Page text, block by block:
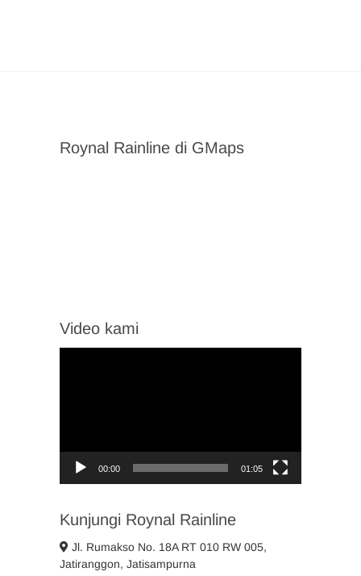
Roynal Rainline di GMaps
Video kami
00:00 01:05
Kunjungi Roynal Rainline
Jl. Rumakso No. 18A RT 010 RW 005,
Jatiranggon, Jatisampurna